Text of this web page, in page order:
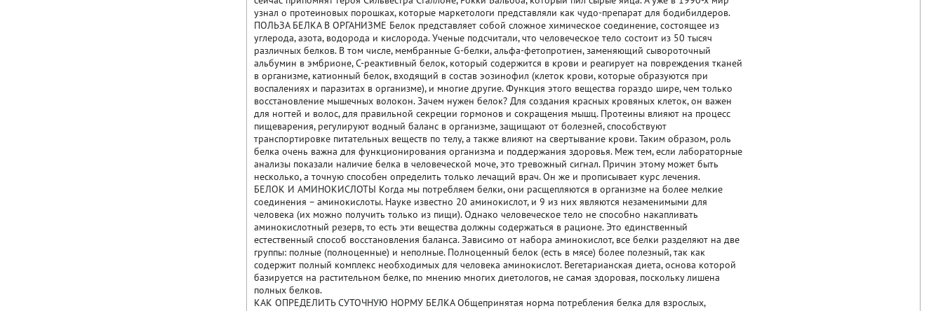
узнал о протеиновых порошках, которые маркетологи представляли как чудо-препарат для бодибилдеров.
ПОЛЬЗА БЕЛКА В ОРГАНИЗМЕ Белок представляет собой сложное химическое соединение, состоящее из
углерода, азота, водорода и кислорода. Ученые подсчитали, что человеческое тело состоит из 50 тысяч
различных белков. В том числе, мембранные G-белки, альфа-фетопротиен, заменяющий сывороточный
альбумин в эмбрионе, C-реактивный белок, который содержится в крови и реагирует на повреждения тканей
в организме, катионный белок, входящий в состав эозинофил (клеток крови, которые образуются при
воспалениях и паразитах в организме), и многие другие. Функция этого вещества гораздо шире, чем только
восстановление мышечных волокон. Зачем нужен белок? Для создания красных кровяных клеток, он важен
для ногтей и волос, для правильной секреции гормонов и сокращения мышц. Протеины влияют на процесс
пищеварения, регулируют водный баланс в организме, защищают от болезней, способствуют
транспортировке питательных веществ по телу, а также влияют на свертывание крови. Таким образом, роль
белка очень важна для функционирования организма и поддержания здоровья. Меж тем, если лабораторные
анализы показали наличие белка в человеческой моче, это тревожный сигнал. Причин этому может быть
несколько, а точную способен определить только лечащий врач. Он же и прописывает курс лечения.
БЕЛОК И АМИНОКИСЛОТЫ Когда мы потребляем белки, они расщепляются в организме на более мелкие
соединения – аминокислоты. Науке известно 20 аминокислот, и 9 из них являются незаменимыми для
человека (их можно получить только из пищи). Однако человеческое тело не способно накапливать
аминокислотный резерв, то есть эти вещества должны содержаться в рационе. Это единственный
естественный способ восстановления баланса. Зависимо от набора аминокислот, все белки разделяют на две
группы: полные (полноценные) и неполные. Полноценный белок (есть в мясе) более полезный, так как
содержит полный комплекс необходимых для человека аминокислот. Вегетарианская диета, основа которой
базируется на растительном белке, по мнению многих диетологов, не самая здоровая, поскольку лишена
полных белков.
КАК ОПРЕДЕЛИТЬ СУТОЧНУЮ НОРМУ БЕЛКА Общепринятая норма потребления белка для взрослых,